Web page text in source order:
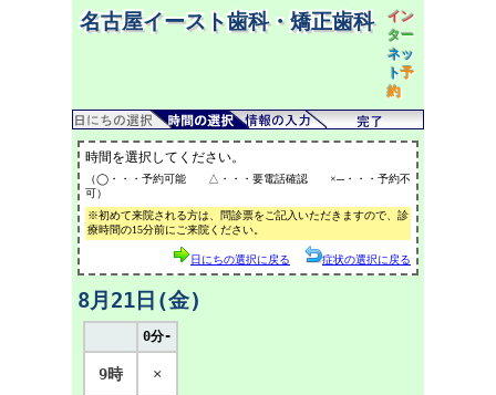
名古屋イースト歯科・矯正歯科
イン
ター
ネッ
ト予
約
時間を選択してください。
（◯・・・予約可能 △・・・要電話確認 ×─・・・予約不
可）
※初めて来院される方は、問診票をご記入いただきますので、診
療時間の15分前にご来院ください。
日にちの選択に戻る 症状の選択に戻る
8月21日(金)
0分-
9時 ×